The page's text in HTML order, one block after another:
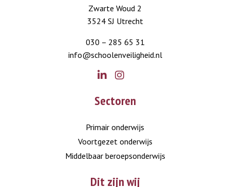
Zwarte Woud 2
3524 SJ Utrecht
030 – 285 65 31
info@schoolenveiligheid.nl
Sectoren
Primair onderwijs
Voortgezet onderwijs
Middelbaar beroepsonderwijs
Dit zijn wij